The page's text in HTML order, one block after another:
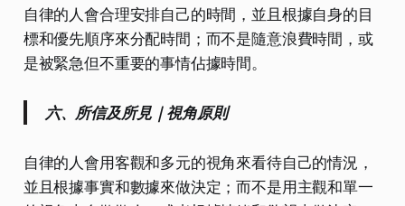
自律的人會合理安排自己的時間，並且根據自身的目
標和優先順序來分配時間；而不是隨意浪費時間，或
是被緊急但不重要的事情佔據時間。
六、所信及所見｜視角原則
自律的人會用客觀和多元的視角來看待自己的情況，
並且根據事實和數據來做決定；而不是用主觀和單一